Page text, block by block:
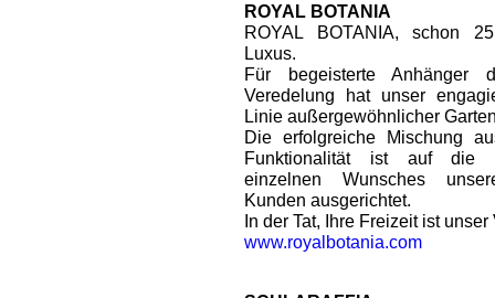
ROYAL BOTANIA
ROYAL BOTANIA, schon
Luxus.
Für begeisterte Anhänger
Veredelung hat unser
Linie außergewöhnlicher
Die erfolgreiche Mischung
Funktionalität ist auf die
einzelnen Wunsches
Kunden ausgerichtet.
In der Tat, Ihre Freizeit ist unser
www.royalbotania.com